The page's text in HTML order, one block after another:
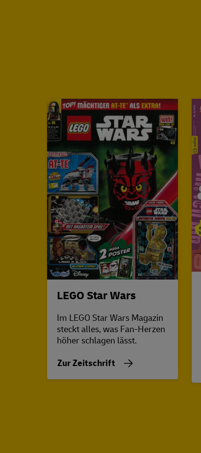
LEGO Star Wars
Im LEGO Star Wars Magazin
steckt alles, was Fan-Herzen
höher schlagen lässt.
Zur Zeitschrift